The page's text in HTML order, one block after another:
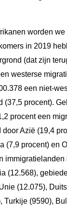
worden we
in 2019
(dat zijn
westerse
een niet-
(37,5 procent).
procent een
Azië (19,4
(7,9 procent) en
immigratielanden
(12.568),
(12.075),
Turkije (9590),